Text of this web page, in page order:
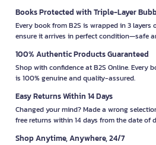
Books Protected with Triple-Layer
Every book from B2S is wrapped in 3
ensure it arrives in perfect condition—safe
100% Authentic Products Guaranteed
Shop with confidence at B2S Online. Every
is 100% genuine and quality-assured.
Easy Returns Within 14 Days
Changed your mind? Made a wrong
free returns within 14 days from the date of
Shop Anytime, Anywhere, 24/7